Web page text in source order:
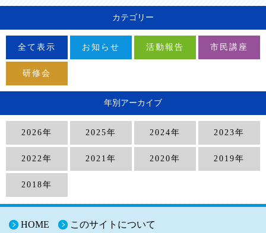
カテゴリー
全て表示 お知らせ 活動報告 市民講座
研修会
年別アーカイブ
2026年 2025年 2024年 2023年
2022年 2021年 2020年 2019年
2018年
HOME このサイトについて